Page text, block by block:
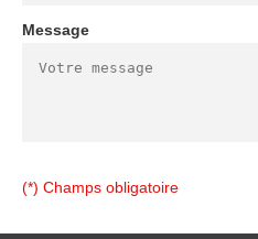
Message
(*) Champs obligatoire